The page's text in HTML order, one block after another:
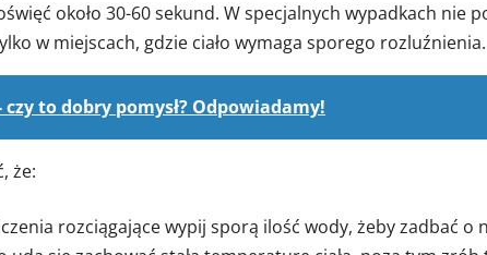
około 30-60 sekund. W specjalnych wypadkach nie
w miejscach, gdzie ciało wymaga sporego rozluźnienia.
to dobry pomysł? Odpowiadamy!
że:
rozciągające wypij sporą ilość wody, żeby zadbać o